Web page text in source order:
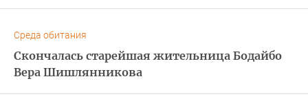
Среда обитания
Скончалась старейшая жительница Бодайбо
Вера Шишлянникова